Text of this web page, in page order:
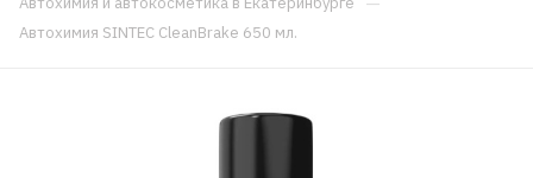
Автохимия SINTEC CleanBrake 650 мл.